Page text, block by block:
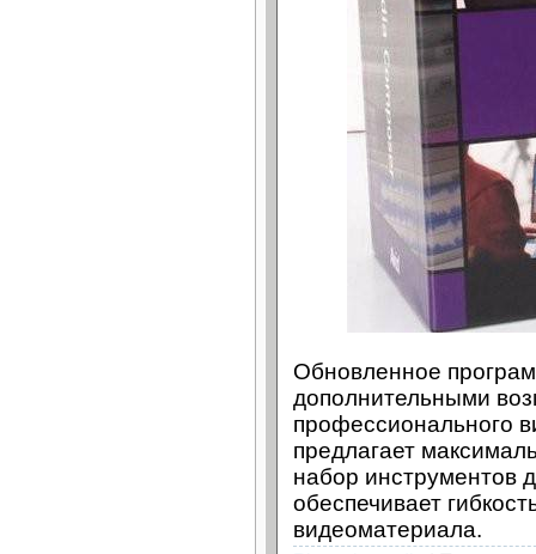
Обновленное
дополнительными
профессионального
предлагает
набор инструментов
обеспечивает
видеоматериала.